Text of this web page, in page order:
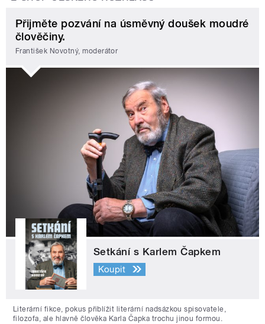
Přijměte pozvání na úsměvný doušek moudré
člověčiny.
František Novotný, moderátor
Setkání s Karlem Čapkem
Koupit
Literární fikce, pokus přiblížit literární nadsázkou spisovatele,
filozofa, ale hlavně člověka Karla Čapka trochu jinou formou.